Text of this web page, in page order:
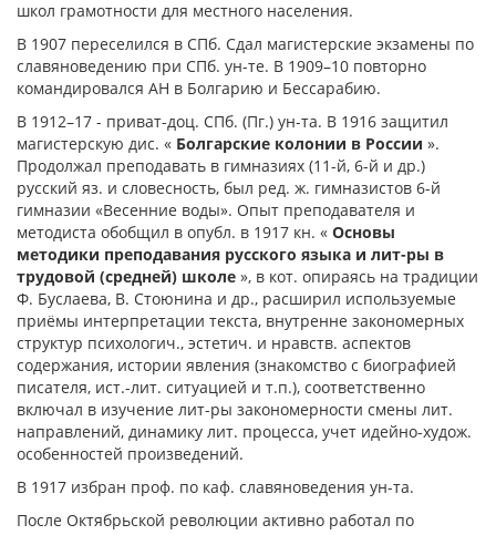
школ грамотности для местного населения.
В 1907 переселился в СПб. Сдал магистерские экзамены по
славяноведению при СПб. ун-те. В 1909–10 повторно
командировался АН в Болгарию и Бессарабию.
В 1912–17 - приват-доц. СПб. (Пг.) ун-та. В 1916 защитил
магистерскую дис. « Болгарские колонии в России ».
Продолжал преподавать в гимназиях (11-й, 6-й и др.)
русский яз. и словесность, был ред. ж. гимназистов 6-й
гимназии «Весенние воды». Опыт преподавателя и
методиста обобщил в опубл. в 1917 кн. « Основы
методики преподавания русского языка и лит-ры в
трудовой (средней) школе », в кот. опираясь на традиции
Ф. Буслаева, В. Стоюнина и др., расширил используемые
приёмы интерпретации текста, внутренне закономерных
структур психологич., эстетич. и нравств. аспектов
содержания, истории явления (знакомство с биографией
писателя, ист.-лит. ситуацией и т.п.), соответственно
включал в изучение лит-ры закономерности смены лит.
направлений, динамику лит. процесса, учет идейно-худож.
особенностей произведений.
В 1917 избран проф. по каф. славяноведения ун-та.
После Октябрьской революции активно работал по